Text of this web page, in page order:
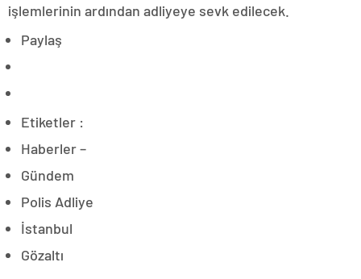
işlemlerinin ardından adliyeye sevk edilecek.
Paylaş
Etiketler :
Haberler –
Gündem
Polis Adliye
İstanbul
Gözaltı